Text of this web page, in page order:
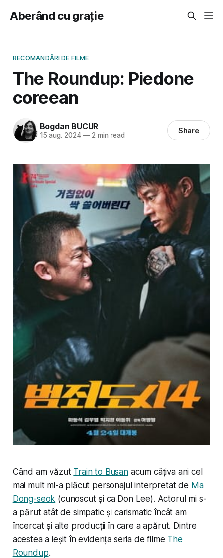
Aberând cu grație
RECOMANDĂRI DE FILME
The Roundup: Piedone
coreean
Bogdan BUCUR
15 aug. 2024 —2 min read Share
Când am văzut Train to Busanacum câțiva ani cel
mai mult mi-a plăcut personajul interpretat de Ma
Dong-seok (cunoscut și ca Don Lee). Actorul mi s-
a părut atât de simpatic și carismatic încât am
încercat și alte producții în care a apărut. Dintre
acestea a ieșit în evidența seria de filme The
Roundup.